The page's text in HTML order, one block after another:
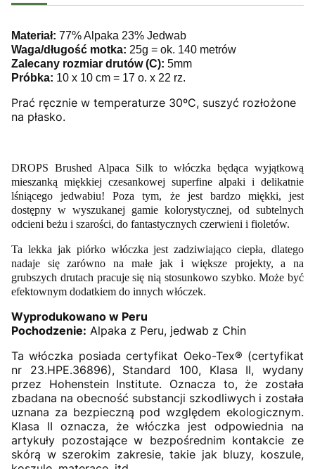
Materiał: 77% Alpaka 23% Jedwab
Waga/długość motka: 25g = ok. 140 metrów
Zalecany rozmiar drutów (C): 5mm
Próbka: 10 x 10 cm = 17 o. x 22 rz.
Prać ręcznie w temperaturze 30ºC, suszyć rozłożone
na płasko.
DROPS Brushed Alpaca Silk to włóczka będąca wyjątkową
mieszanką miękkiej czesankowej superfine alpaki i delikatnie
lśniącego jedwabiu!Poza tym, że jest bardzo miękki, jest
dostępny w wyszukanej gamie kolorystycznej, od subtelnych
odcieni beżu i szarości, do fantastycznych czerwieni i fioletów.
Ta lekka jak piórko włóczka jest zadziwiająco ciepła, dlatego
nadaje się zarówno na małe jak i większe projekty, a na
grubszych drutach pracuje się nią stosunkowo szybko. Może być
efektownym dodatkiem do innych włóczek.
Wyprodukowano w Peru
Pochodzenie: Alpaka z Peru, jedwab z Chin
Ta włóczka posiada certyfikat Oeko-Tex® (certyfikat
nr 23.HPE.36896), Standard 100, Klasa II, wydany
przez Hohenstein Institute. Oznacza to, że została
zbadana na obecność substancji szkodliwych i została
uznana za bezpieczną pod względem ekologicznym.
Klasa II oznacza, że włóczka jest odpowiednia na
artykuły pozostające w bezpośrednim kontakcie ze
skórą w szerokim zakresie, takie jak bluzy, koszule,